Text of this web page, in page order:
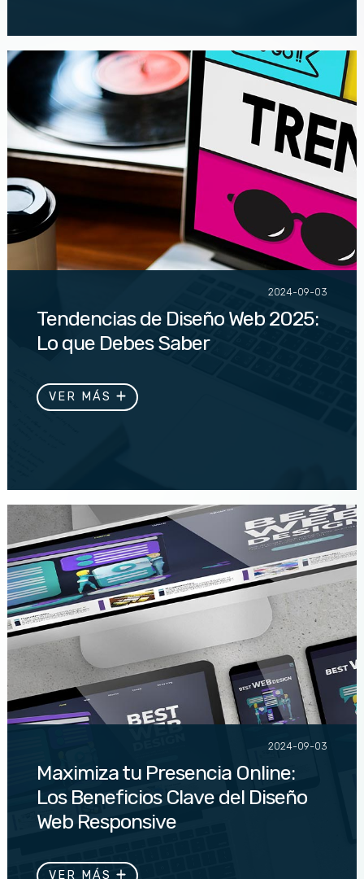
2024-09-03
Tendencias de Diseño Web 2025:
Lo que Debes Saber
web en 2025 y cómo mantener tu sitio a la
vanguardia con accesibilidad,...
VER MÁS
2024-09-03
Maximiza tu Presencia Online:
Los Beneficios Clave del Diseño
Web Responsive
dispositivo. Descubre cómo el diseño responsive
VER MÁS